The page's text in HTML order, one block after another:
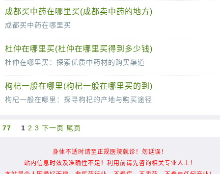
成都买中药在哪里买(成都卖中药的地方)
成都买中药在哪里买
杜仲在哪里买(杜仲在哪里买得到多少钱)
杜仲在哪里买：探索优质中药材的购买渠道
枸杞一般在哪里(枸杞一般在哪里买的到)
枸杞一般在哪里：探寻枸杞的产地与购买途径
77
1 2 3 下一页 尾页
身体不适时请至正规医院就诊！勿延误！
站内信息时效及准确性不足！利用前请先咨询相关专业人士！